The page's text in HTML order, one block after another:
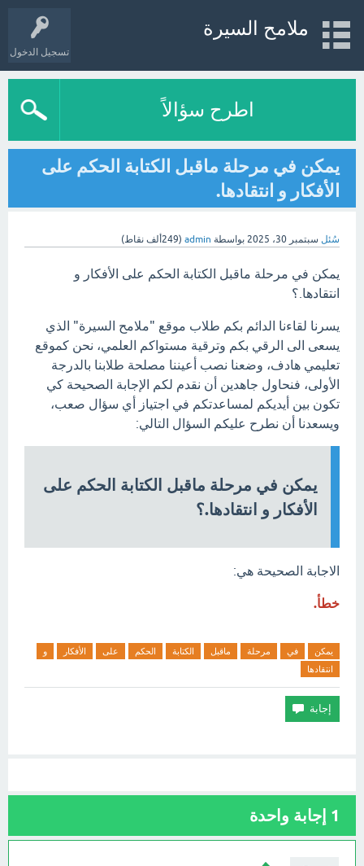
تسجيل الدخول
ملامح السيرة
اطرح سؤالاً
يمكن في مرحلة ماقبل الكتابة الحكم على
الأفكار و انتقادها.
سُئل سبتمبر 30، 2025 بواسطة admin
(249ألف نقاط)
يمكن في مرحلة ماقبل الكتابة الحكم على الأفكار و
انتقادها.؟
يسرنا لقاءنا الدائم بكم طلاب موقع "ملامح السيرة" الذي
يسعى الى الرقي بكم وترقية مستواكم العلمي، نحن كموقع
تعليمي هادف، وضعنا نصب أعيننا مصلحة طلابنا بالدرجة
الأولى، فنحاول جاهدين أن نقدم لكم الإجابة الصحيحة كي
تكون بين أيديكم لمساعدتكم في اجتياز أي سؤال صعب،
ويسعدنا أن نطرح عليكم السؤال التالي:
يمكن في مرحلة ماقبل الكتابة الحكم على
الأفكار و انتقادها.؟
الاجابة الصحيحة هي:
خطأ.
يمكن في مرحلة ماقبل الكتابة الحكم على الأفكار
و
انتقادها
1 إجابة واحدة